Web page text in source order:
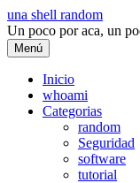
Saltar
al
contenido
una shell random
Un poco por aca, un
Menú
Inicio
whoami
Categorias
random
Seguridad
software
tutorial